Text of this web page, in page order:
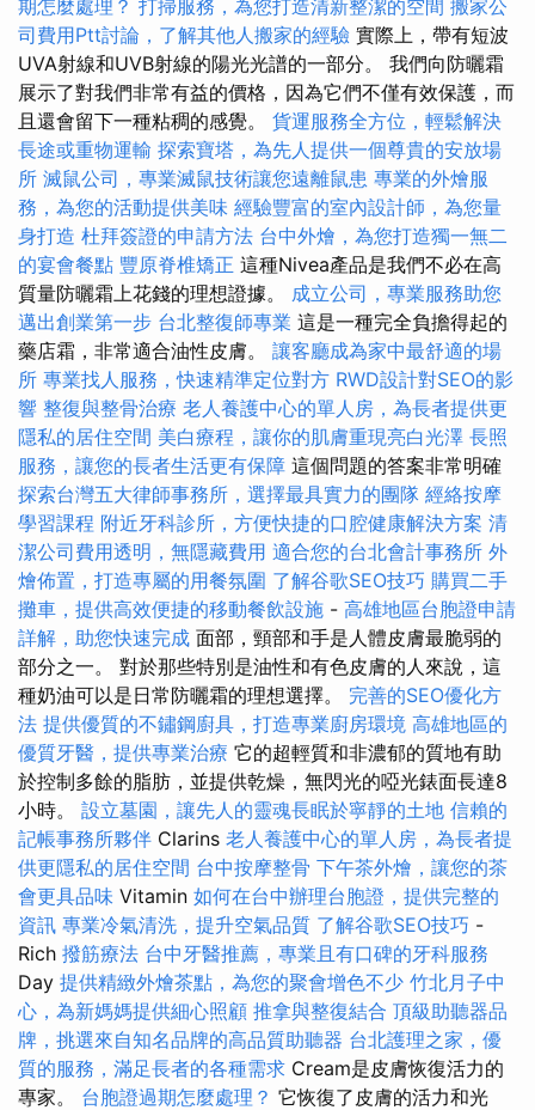
期怎麼處理？ 打掃服務，為您打造清新整潔的空間 搬家公
司費用Ptt討論，了解其他人搬家的經驗 實際上，帶有短波
UVA射線和UVB射線的陽光光譜的一部分。 我們向防曬霜
展示了對我們非常有益的價格，因為它們不僅有效保護，而
且還會留下一種粘稠的感覺。 貨運服務全方位，輕鬆解決
長途或重物運輸 探索寶塔，為先人提供一個尊貴的安放場
所 滅鼠公司，專業滅鼠技術讓您遠離鼠患 專業的外燴服
務，為您的活動提供美味 經驗豐富的室內設計師，為您量
身打造 杜拜簽證的申請方法 台中外燴，為您打造獨一無二
的宴會餐點 豐原脊椎矯正 這種Nivea產品是我們不必在高
質量防曬霜上花錢的理想證據。 成立公司，專業服務助您
邁出創業第一步 台北整復師專業 這是一種完全負擔得起的
藥店霜，非常適合油性皮膚。 讓客廳成為家中最舒適的場
所 專業找人服務，快速精準定位對方 RWD設計對SEO的影
響 整復與整骨治療 老人養護中心的單人房，為長者提供更
隱私的居住空間 美白療程，讓你的肌膚重現亮白光澤 長照
服務，讓您的長者生活更有保障 這個問題的答案非常明確
探索台灣五大律師事務所，選擇最具實力的團隊 經絡按摩
學習課程 附近牙科診所，方便快捷的口腔健康解決方案 清
潔公司費用透明，無隱藏費用 適合您的台北會計事務所 外
燴佈置，打造專屬的用餐氛圍 了解谷歌SEO技巧 購買二手
攤車，提供高效便捷的移動餐飲設施 - 高雄地區台胞證申請
詳解，助您快速完成 面部，頸部和手是人體皮膚最脆弱的
部分之一。 對於那些特別是油性和有色皮膚的人來說，這
種奶油可以是日常防曬霜的理想選擇。 完善的SEO優化方
法 提供優質的不鏽鋼廚具，打造專業廚房環境 高雄地區的
優質牙醫，提供專業治療 它的超輕質和非濃郁的質地有助
於控制多餘的脂肪，並提供乾燥，無閃光的啞光錶面長達8
小時。 設立墓園，讓先人的靈魂長眠於寧靜的土地 信賴的
記帳事務所夥伴 Clarins 老人養護中心的單人房，為長者提
供更隱私的居住空間 台中按摩整骨 下午茶外燴，讓您的茶
會更具品味 Vitamin 如何在台中辦理台胞證，提供完整的
資訊 專業冷氣清洗，提升空氣品質 了解谷歌SEO技巧 -
Rich 撥筋療法 台中牙醫推薦，專業且有口碑的牙科服務
Day 提供精緻外燴茶點，為您的聚會增色不少 竹北月子中
心，為新媽媽提供細心照顧 推拿與整復結合 頂級助聽器品
牌，挑選來自知名品牌的高品質助聽器 台北護理之家，優
質的服務，滿足長者的各種需求 Cream是皮膚恢復活力的
專家。 台胞證過期怎麼處理？ 它恢復了皮膚的活力和光